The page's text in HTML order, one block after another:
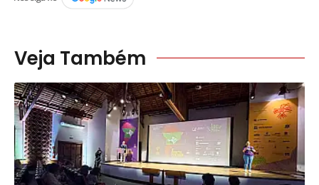
Veja Também